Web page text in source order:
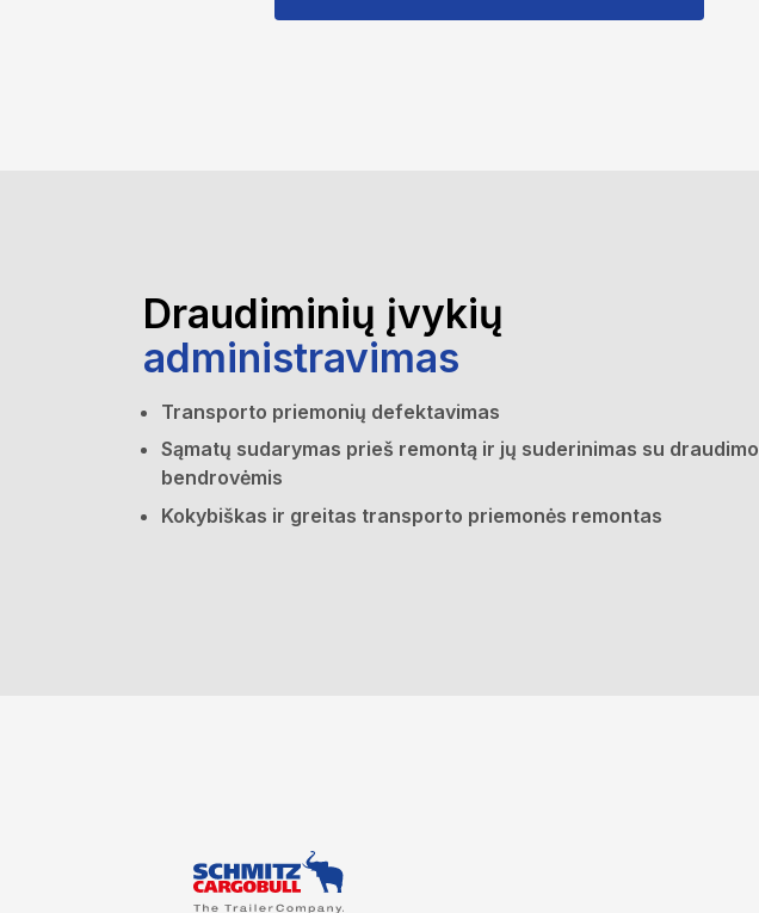
Draudiminių įvykių
administravimas
Transporto priemonių defektavimas
Sąmatų sudarymas prieš remontą ir jų suderinimas su draudimo
bendrovėmis
Kokybiškas ir greitas transporto priemonės remontas